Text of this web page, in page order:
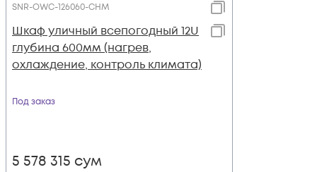
SNR-OWC-126060-CHM
Шкаф уличный всепогодный 12U
глубина 600мм (нагрев,
охлаждение, контроль климата)
Под заказ
5 578 315 сум